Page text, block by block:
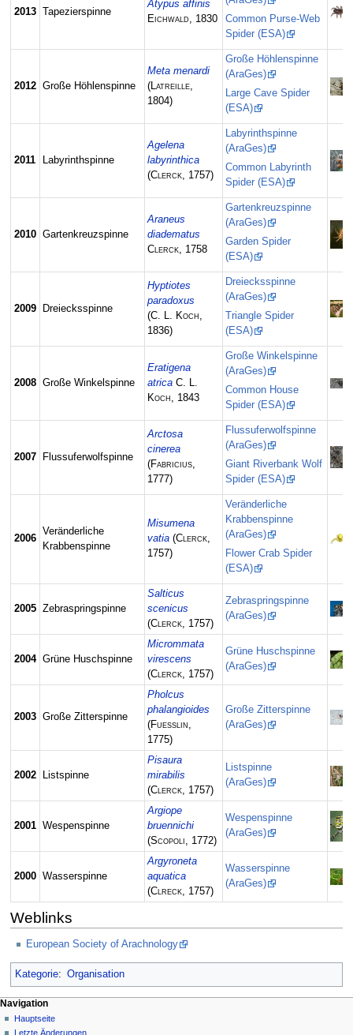
2013 Tapezierspinne
Atypus affinis
Eichwald, 1830
Common Purse-Web
Spider (ESA)
2012 Große Höhlenspinne
Meta menardi
(Latreille,
1804)
Große Höhlenspinne
(AraGes)
Large Cave Spider
(ESA)
2011 Labyrinthspinne
Agelena
labyrinthica
(Clerck, 1757)
Labyrinthspinne
(AraGes)
Common Labyrinth
Spider (ESA)
2010 Gartenkreuzspinne
Araneus
diadematus
Clerck, 1758
Gartenkreuzspinne
(AraGes)
Garden Spider
(ESA)
2009 Dreiecksspinne
Hyptiotes
paradoxus
(C. L. Koch,
1836)
Dreiecksspinne
(AraGes)
Triangle Spider
(ESA)
2008 Große Winkelspinne
Eratigena
atrica C. L.
Koch, 1843
Große Winkelspinne
(AraGes)
Common House
Spider (ESA)
2007 Flussuferwolfspinne
Arctosa
cinerea
(Fabricius,
1777)
Flussuferwolfspinne
(AraGes)
Giant Riverbank Wolf
Spider (ESA)
2006
Veränderliche
Krabbenspinne
Misumena
vatia (Clerck,
1757)
Veränderliche
Krabbenspinne
(AraGes)
Flower Crab Spider
(ESA)
2005 Zebraspringspinne
Salticus
scenicus
(Clerck, 1757)
Zebraspringspinne
(AraGes)
2004 Grüne Huschspinne
Micrommata
virescens
(Clerck, 1757)
Grüne Huschspinne
(AraGes)
2003 Große Zitterspinne
Pholcus
phalangioides
(Fuesslin,
1775)
Große Zitterspinne
(AraGes)
2002 Listspinne
Pisaura
mirabilis
(Clerck, 1757)
Listspinne
(AraGes)
2001 Wespenspinne
Argiope
bruennichi
(Scopoli, 1772)
Wespenspinne
(AraGes)
2000 Wasserspinne
Argyroneta
aquatica
(Clreck, 1757)
Wasserspinne
(AraGes)
Weblinks
European Society of Arachnology
Kategorie: Organisation
Navigation
Hauptseite
Letzte Änderungen